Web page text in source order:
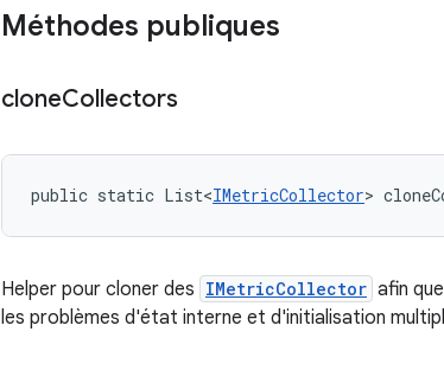
Méthodes publiques
cloneCollectors
public static List<IMetricCollector>
Helper pour cloner des IMetricCollector afin
les problèmes d'état interne et d'initialisation